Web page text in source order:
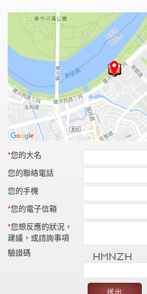
*您的大名
您的聯絡電話
您的手機
*您的電子信箱
*您想反應的狀況，
建議，或諮詢事項
驗證碼
* * * * * * ******* * *
* * ** ** ** * * * *
* * * * * * * * * * * *
******* * * * * * * * *******
* * * * * * * * * *
* * * * * ** * * *
* * * * * * ******* * *